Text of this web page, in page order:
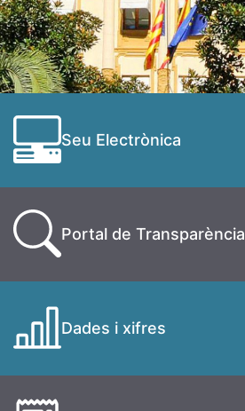
Seu Electrònica
Portal de Transparència
Dades i xifres